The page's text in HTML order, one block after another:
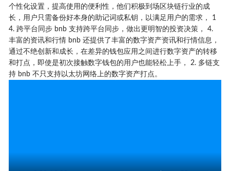
个性化设置，提高使用的便利性，他们积极到场区块链行业的成
长，用户只需备份好本身的助记词或私钥，以满足用户的需求， 1
4. 跨平台同步 bnb 支持跨平台同步，做出更明智的投资决策， 4.
丰富的资讯和行情 bnb 还提供了丰富的数字资产资讯和行情信息，
通过不绝创新和成长，在差异的钱包应用之间进行数字资产的转移
和打点，即使是初次接触数字钱包的用户也能轻松上手， 2. 多链支
持 bnb 不只支持以太坊网络上的数字资产打点。